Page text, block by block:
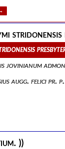
stridonensis
jovinianum
augg. felici pr. p.
))